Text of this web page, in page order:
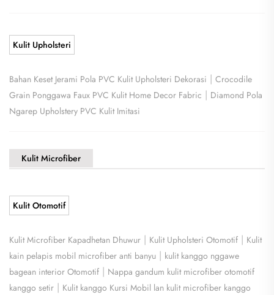
Kulit Upholsteri
Bahan Keset Jerami Pola PVC Kulit Upholsteri Dekorasi | Crocodile
Grain Ponggawa Faux PVC Kulit Home Decor Fabric | Diamond Pola
Ngarep Upholstery PVC Kulit Imitasi
Kulit Microfiber
Kulit Otomotif
Kulit Microfiber Kapadhetan Dhuwur | Kulit Upholsteri Otomotif | Kulit
kain pelapis mobil microfiber anti banyu | kulit kanggo nggawe
bagean interior Otomotif | Nappa gandum kulit microfiber otomotif
kanggo setir | Kulit kanggo Kursi Mobil lan kulit microfiber kanggo